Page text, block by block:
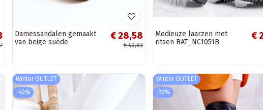
Damessandalen gemaakt
van beige suède
€ 28,58
€ 40,83
Modieuze laarzen met
ritsen BAT_NC1051B
€
Winter OUTLET
-40%
Winter OUTLET
-30%